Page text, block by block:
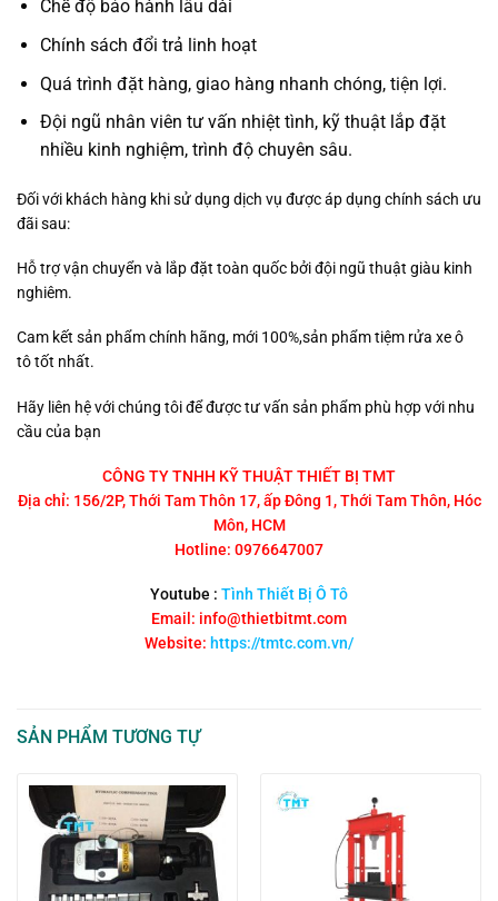
Chế độ bảo hành lâu dài
Chính sách đổi trả linh hoạt
Quá trình đặt hàng, giao hàng nhanh chóng, tiện lợi.
Đội ngũ nhân viên tư vấn nhiệt tình, kỹ thuật lắp đặt
nhiều kinh nghiệm, trình độ chuyên sâu.
Đối với khách hàng khi sử dụng dịch vụ được áp dụng chính sách ưu
đãi sau:
Hỗ trợ vận chuyển và lắp đặt toàn quốc bởi đội ngũ thuật giàu kinh
nghiêm.
Cam kết sản phẩm chính hãng, mới 100%,sản phẩm tiệm rửa xe ô
tô tốt nhất.
Hãy liên hệ với chúng tôi để được tư vấn sản phẩm phù hợp với nhu
cầu của bạn
CÔNG TY TNHH KỸ THUẬT THIẾT BỊ TMT
Địa chỉ: 156/2P, Thới Tam Thôn 17, ấp Đông 1, Thới Tam Thôn, Hóc
Môn, HCM
Hotline: 0976647007
Youtube : Tình Thiết Bị Ô Tô
Email: info@thietbitmt.com
Website: https://tmtc.com.vn/
SẢN PHẨM TƯƠNG TỰ